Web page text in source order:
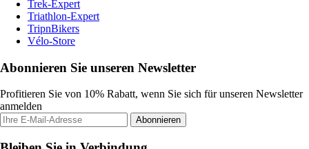
Trek-Expert
Triathlon-Expert
TripnBikers
Vélo-Store
Abonnieren Sie unseren Newsletter
Profitieren Sie von 10% Rabatt, wenn Sie sich für unseren Newsletter
anmelden
Abonnieren